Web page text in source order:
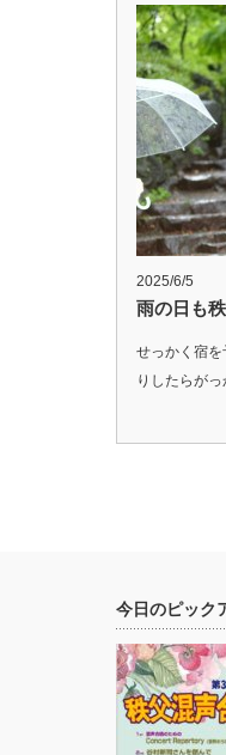
2025/6/5
雨の日も
せっかく宿
りしたらが
今日のピック